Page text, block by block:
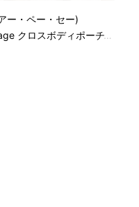
ー・ペー・セー)
クロスボディポーチ